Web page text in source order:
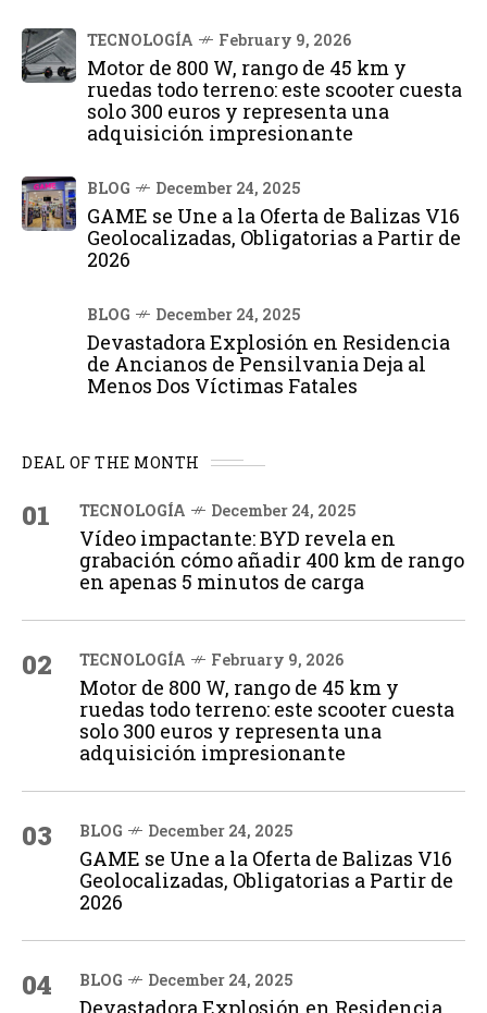
TECNOLOGÍA February 9, 2026
Motor de 800 W, rango de 45 km y
ruedas todo terreno: este scooter cuesta
solo 300 euros y representa una
adquisición impresionante
BLOG December 24, 2025
GAME se Une a la Oferta de Balizas V16
Geolocalizadas, Obligatorias a Partir de
2026
BLOG December 24, 2025
Devastadora Explosión en Residencia
de Ancianos de Pensilvania Deja al
Menos Dos Víctimas Fatales
DEAL OF THE MONTH
01 TECNOLOGÍA December 24, 2025
Vídeo impactante: BYD revela en
grabación cómo añadir 400 km de rango
en apenas 5 minutos de carga
02 TECNOLOGÍA February 9, 2026
Motor de 800 W, rango de 45 km y
ruedas todo terreno: este scooter cuesta
solo 300 euros y representa una
adquisición impresionante
03 BLOG December 24, 2025
GAME se Une a la Oferta de Balizas V16
Geolocalizadas, Obligatorias a Partir de
2026
04 BLOG December 24, 2025